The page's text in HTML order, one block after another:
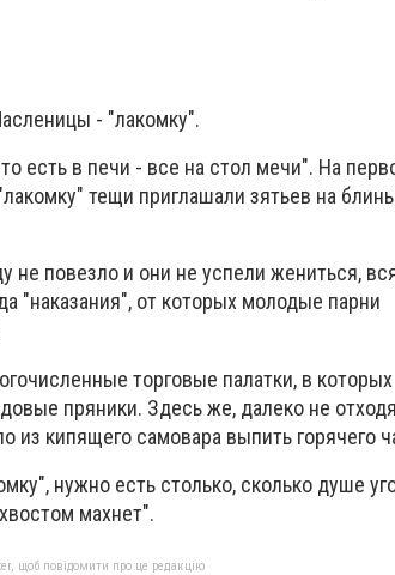
- "лакомку".
есть в печи - все на стол мечи". На
тещи приглашали зятьев на
не повезло и они не успели жениться,
"наказания", от которых молодые парни
торговые палатки, в которых
пряники. Здесь же, далеко не
кипящего самовара выпить горячего
нужно есть столько, сколько душе
махнет".
щоб повідомити про це редакцію